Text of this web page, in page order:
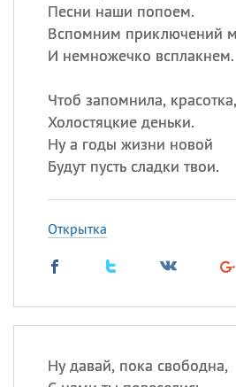
Песни наши попоем.
Вспомним приключений
И немножечко всплакнем.
Чтоб запомнила, красотка,
Холостяцкие деньки.
Ну а годы жизни новой
Будут пусть сладки твои.
Открытка
Ну давай, пока свободна,